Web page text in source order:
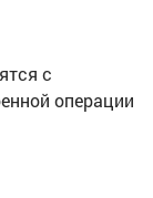
с
операции